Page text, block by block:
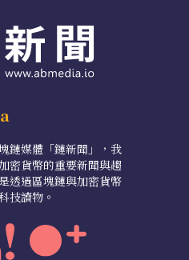
鏈媒體「鏈新聞」，我
密貨幣的重要新聞與趨
透過區塊鏈與加密貨幣
技讀物。